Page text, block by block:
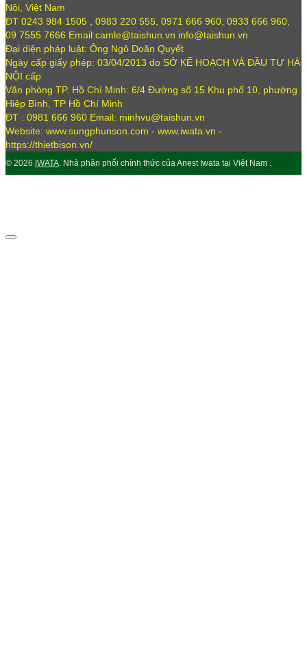
Nội, Việt Nam
ĐT 0243 984 1505 , 0983 220 555, 0971 666 960, 0933 666 960,
09 7555 7666 Email:camle@taishun.vn info@taishun.vn
Đại diện pháp luật: Ông Ngô Doãn Quyết
Ngày cấp giấy phép: 03/04/2013 do SỞ KẾ HOẠCH VÀ ĐẦU TƯ HÀ
NỘI cấp
Văn phòng TP. Hồ Chí Minh: 6/4 Đường số 15 Khu phố 10, phường
Hiệp Bình, TP Hồ Chí Minh
ĐT : 0981 666 960 Email: minhvu@taishun.vn
Website: www.sungphunson.com - www.iwata.vn -
https://thietbison.vn/
© 2026 IWATA. Nhà phân phối chính thức của Anest Iwata tại Việt Nam .